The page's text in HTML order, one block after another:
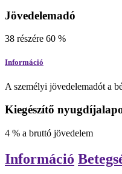
Jövedelemadó
38 részére 60 %
Információ
A személyi jövedelemadót a
Kiegészítő
4 % a bruttó jövedelem
Információ